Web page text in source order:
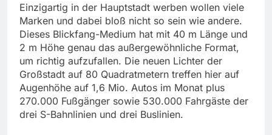
Einzigartig in der Hauptstadt werben wollen viele
Marken und dabei bloß nicht so sein wie andere.
Dieses Blickfang-Medium hat mit 40 m Länge und
2 m Höhe genau das außergewöhnliche Format,
um richtig aufzufallen. Die neuen Lichter der
Großstadt auf 80 Quadratmetern treffen hier auf
Augenhöhe auf 1,6 Mio. Autos im Monat plus
270.000 Fußgänger sowie 530.000 Fahrgäste der
drei S-Bahnlinien und drei Buslinien.